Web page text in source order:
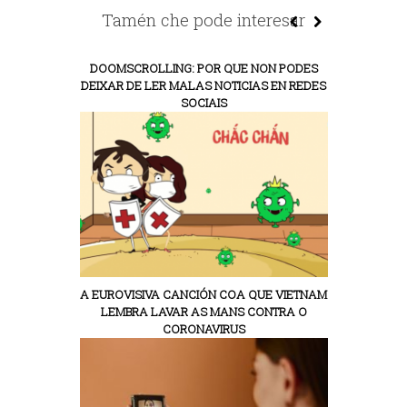
Tamén che pode interesar
DOOMSCROLLING: POR QUE NON PODES
DEIXAR DE LER MALAS NOTICIAS EN REDES
SOCIAIS
A EUROVISIVA CANCIÓN COA QUE VIETNAM
LEMBRA LAVAR AS MANS CONTRA O
CORONAVIRUS